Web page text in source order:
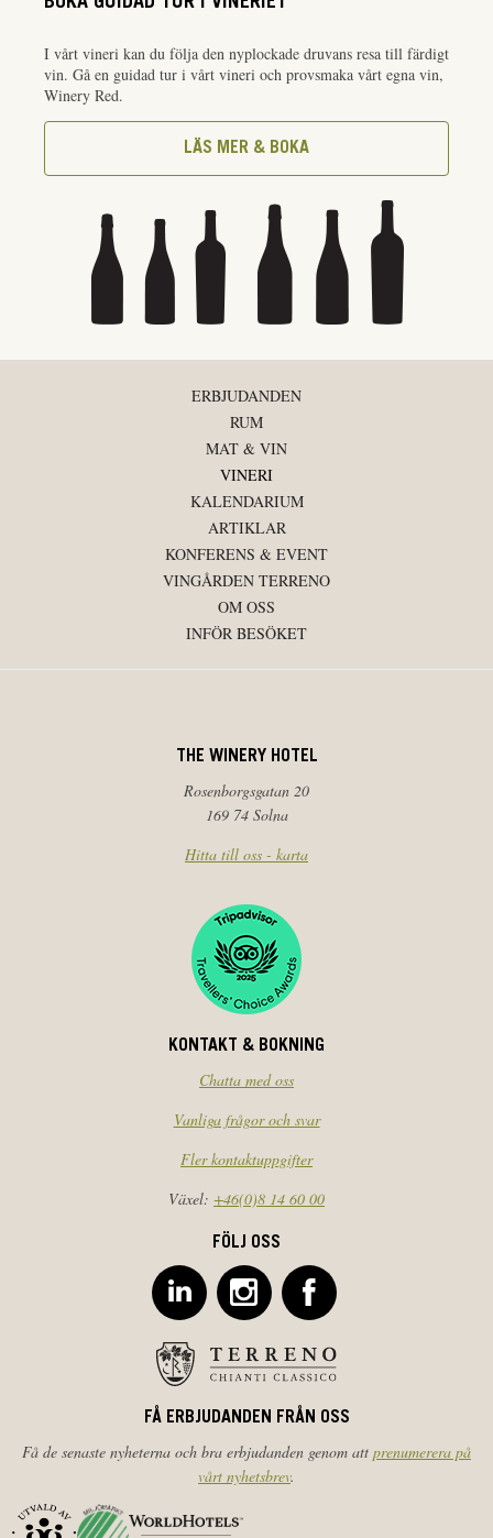
I vårt vineri kan du följa den nyplockade druvans resa till färdigt
vin. Gå en guidad tur i vårt vineri och provsmaka vårt egna vin,
Winery Red.
LÄS MER & BOKA
ERBJUDANDEN
RUM
MAT & VIN
VINERI
KALENDARIUM
ARTIKLAR
KONFERENS & EVENT
VINGÅRDEN TERRENO
OM OSS
INFÖR BESÖKET
THE WINERY HOTEL
Rosenborgsgatan 20
169 74 Solna
Hitta till oss - karta
KONTAKT & BOKNING
Chatta med oss
Vanliga frågor och svar
Fler kontaktuppgifter
Växel: +46(0)8 14 60 00
FÖLJ OSS
FÅ ERBJUDANDEN FRÅN OSS
Få de senaste nyheterna och bra erbjudanden genom att prenumerera på
vårt nyhetsbrev.